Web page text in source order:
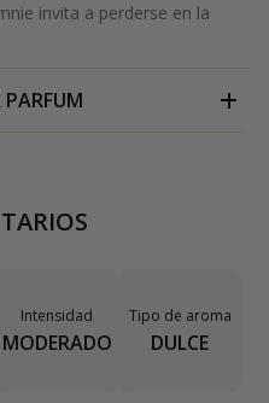
invita a perderse en la
PARFUM
Intensidad
MODERADO
Tipo de aroma
DULCE